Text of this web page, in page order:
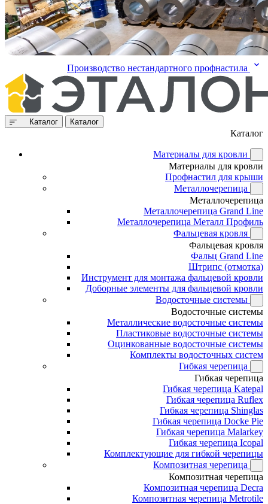
Производство нестандартного профнастила
Каталог Каталог
Каталог
Материалы для кровли
Материалы для кровли
Профнастил для крыши
Металлочерепица
Металлочерепица
Металлочерепица Grand Line
Металлочерепица Металл Профиль
Фальцевая кровля
Фальцевая кровля
Фальц Grand Line
Штрипс (отмотка)
Инструмент для монтажа фальцевой кровли
Доборные элементы для фальцевой кровли
Водосточные системы
Водосточные системы
Металлические водосточные системы
Пластиковые водосточные системы
Оцинкованные водосточные системы
Комплекты водосточных систем
Гибкая черепица
Гибкая черепица
Гибкая черепица Katepal
Гибкая черепица Ruflex
Гибкая черепица Shinglas
Гибкая черепица Docke Pie
Гибкая черепица Malarkey
Гибкая черепица Icopal
Комплектующие для гибкой черепицы
Композитная черепица
Композитная черепица
Композитная черепица Decra
Композитная черепица Metrotile